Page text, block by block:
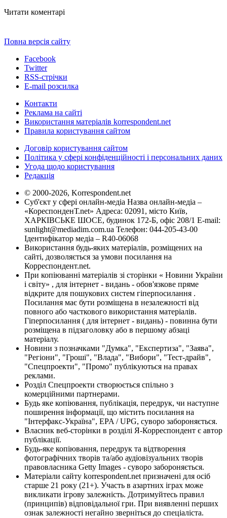
Читати коментарі
Повна версія сайту
Facebook
Twitter
RSS-стрічки
E-mail розсилка
Контакти
Реклама на сайті
Використання матеріалів korrespondent.net
Правила користування сайтом
Договір користування сайтом
Політика у сфері конфіденційності і персональних даних
Угода щодо користування
Редакція
© 2000-2026, Korrespondent.net
Суб'єкт у сфері онлайн-медіа Назва онлайн-медіа –
«КореспонденТ.net» Адреса: 02091, місто Київ,
ХАРКІВСЬКЕ ШОСЕ, будинок 172-Б, офіс 208/1 E-mail:
sunlight@mediadim.com.ua Телефон: 044-205-43-00
Ідентифікатор медіа – R40-06068
Використання будь-яких матеріалів, розміщених на
сайті, дозволяється за умови посилання на
Корреспондент.net.
При копіюванні матеріалів зі сторінки « Новини України
і світу» , для інтернет - видань - обов'язкове пряме
відкрите для пошукових систем гіперпосилання .
Посилання має бути розміщена в незалежності від
повного або часткового використання матеріалів.
Гіперпосилання ( для інтернет - видань) - повинна бути
розміщена в підзаголовку або в першому абзаці
матеріалу.
Новини з позначками "Думка", "Експертиза", "Заява",
"Регіони", "Гроші", "Влада", "Вибори", "Тест-драйв",
"Спецпроекти", "Промо" публікуються на правах
реклами.
Розділ Спецпроекти створюється спільно з
комерційними партнерами.
Будь яке копіювання, публікація, передрук, чи наступне
поширення інформації, що містить посилання на
"Інтерфакс-Україна", EPA / UPG, суворо забороняється.
Власник веб-сторінки в розділі Я-Корреспондент є автор
публікації.
Будь-яке копіювання, передрук та відтворення
фотографічних творів та/або аудіовізуальних творів
правовласника Getty Images - суворо забороняється.
Матеріали сайту korrespondent.net призначені для осіб
старше 21 року (21+). Участь в азартних іграх може
викликати ігрову залежність. Дотримуйтесь правил
(принципів) відповідальної гри. При виявленні перших
ознак залежності негайно зверніться до спеціаліста.